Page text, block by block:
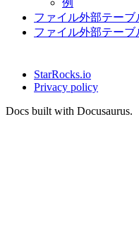
例
ファイル外部テーブ
ファイル外部テーブ
StarRocks.io
Privacy policy
Docs built with Docusaurus.